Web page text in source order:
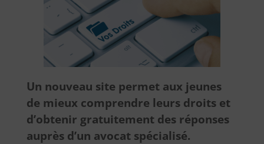
Un nouveau site permet aux jeunes
de mieux comprendre leurs droits et
d’obtenir gratuitement des réponses
auprès d’un avocat spécialisé.